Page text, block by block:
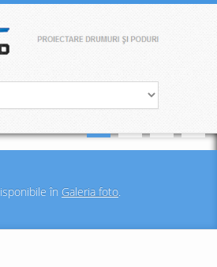
în Galeria foto.